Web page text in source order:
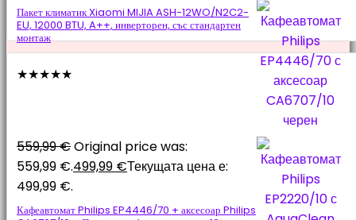
Пакет климатик Xiaomi MIJIA ASH-12WO/N2C2-
EU, 12000 BTU, A++, инверторен, със стандартен
монтаж
★★★★★
559,99€Original price was:
559,99 €.499,99 €Текущата цена е:
499,99 €.
Кафеавтомат Philips EP4446/70 + аксесоар Philips